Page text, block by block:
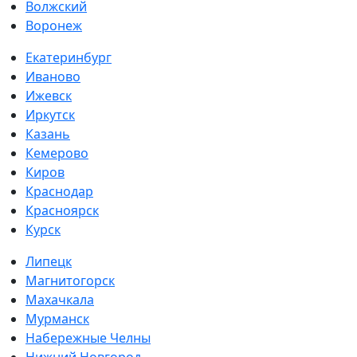
Волжский
Воронеж
Екатеринбург
Иваново
Ижевск
Иркутск
Казань
Кемерово
Киров
Краснодар
Красноярск
Курск
Липецк
Магнитогорск
Махачкала
Мурманск
Набережные Челны